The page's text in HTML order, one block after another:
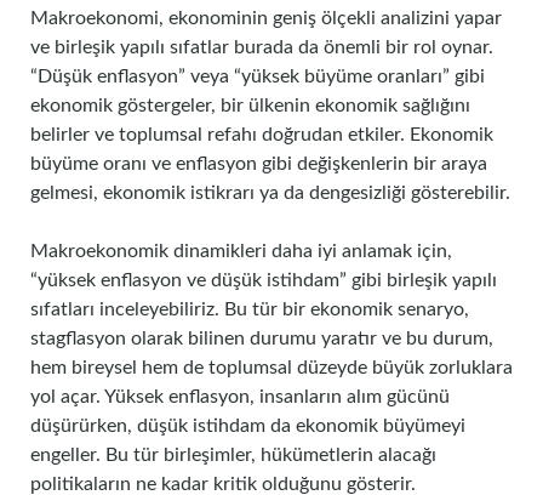
Makroekonomi, ekonominin geniş ölçekli analizini yapar
ve birleşik yapılı sıfatlar burada da önemli bir rol oynar.
“Düşük enflasyon” veya “yüksek büyüme oranları” gibi
ekonomik göstergeler, bir ülkenin ekonomik sağlığını
belirler ve toplumsal refahı doğrudan etkiler. Ekonomik
büyüme oranı ve enflasyon gibi değişkenlerin bir araya
gelmesi, ekonomik istikrarı ya da dengesizliği gösterebilir.
Makroekonomik dinamikleri daha iyi anlamak için,
“yüksek enflasyon ve düşük istihdam” gibi birleşik yapılı
sıfatları inceleyebiliriz. Bu tür bir ekonomik senaryo,
stagflasyon olarak bilinen durumu yaratır ve bu durum,
hem bireysel hem de toplumsal düzeyde büyük zorluklara
yol açar. Yüksek enflasyon, insanların alım gücünü
düşürürken, düşük istihdam da ekonomik büyümeyi
engeller. Bu tür birleşimler, hükümetlerin alacağı
politikaların ne kadar kritik olduğunu gösterir.